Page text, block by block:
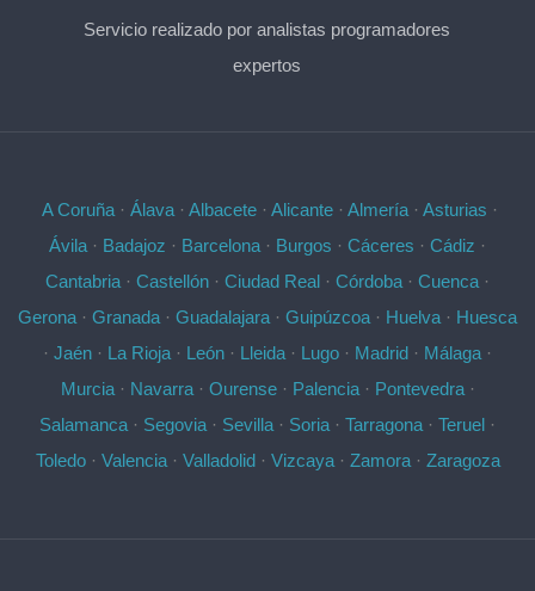
Servicio realizado por analistas programadores
expertos
A Coruña· Álava· Albacete· Alicante· Almería· Asturias ·
Ávila · Badajoz · Barcelona · Burgos · Cáceres · Cádiz ·
Cantabria · Castellón · Ciudad Real · Córdoba · Cuenca ·
Gerona · Granada · Guadalajara · Guipúzcoa · Huelva · Huesca
· Jaén · La Rioja · León · Lleida · Lugo · Madrid · Málaga ·
Murcia· Navarra· Ourense· Palencia· Pontevedra·
Salamanca · Segovia · Sevilla · Soria · Tarragona · Teruel ·
Toledo· Valencia· Valladolid· Vizcaya· Zamora· Zaragoza